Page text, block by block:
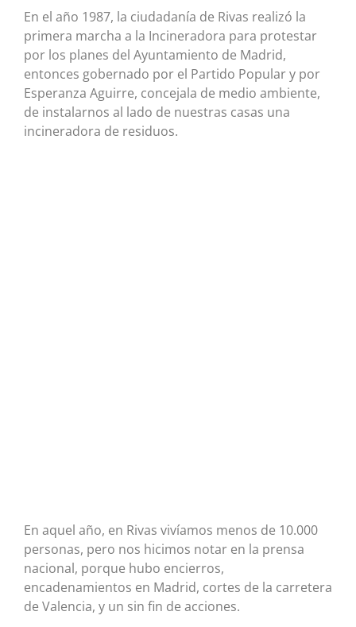
En el año 1987, la ciudadanía de Rivas realizó la
primera marcha a la Incineradora para protestar
por los planes del Ayuntamiento de Madrid,
entonces gobernado por el Partido Popular y por
Esperanza Aguirre, concejala de medio ambiente,
de instalarnos al lado de nuestras casas una
incineradora de residuos.
En aquel año, en Rivas vivíamos menos de 10.000
personas, pero nos hicimos notar en la prensa
nacional, porque hubo encierros,
encadenamientos en Madrid, cortes de la carretera
de Valencia, y un sin fin de acciones.